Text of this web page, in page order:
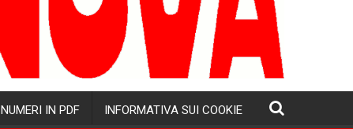
NUMERI IN PDF INFORMATIVA SUI COOKIE